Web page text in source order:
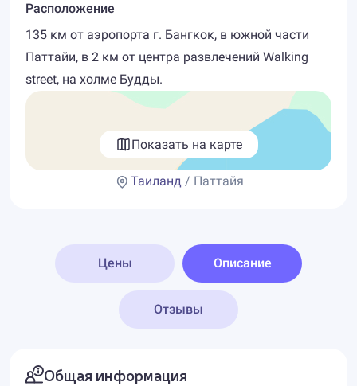
Расположение
135 км от аэропорта г. Бангкок, в южной части
Паттайи, в 2 км от центра развлечений Walking
street, на холме Будды.
Показать на карте
Таиланд/ Паттайя
Цены Описание
Отзывы
Общая информация